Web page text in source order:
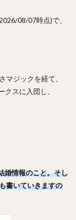
08/07時点)で、
マジックを経て、
スに入団し、
婚情報のこと。そし
書いていきますの
りやまたくみ）
学（みままなぶ）